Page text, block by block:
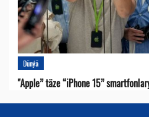
Dünýä
"Apple” täze “iPhone 15”